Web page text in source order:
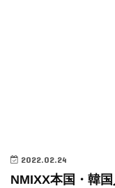
2022.02.24
NMIXX本国・韓